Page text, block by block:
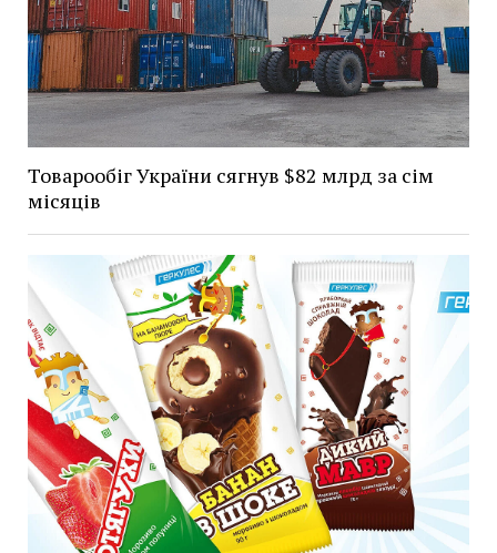
Товарообіг України сягнув $82 млрд за сім
місяців